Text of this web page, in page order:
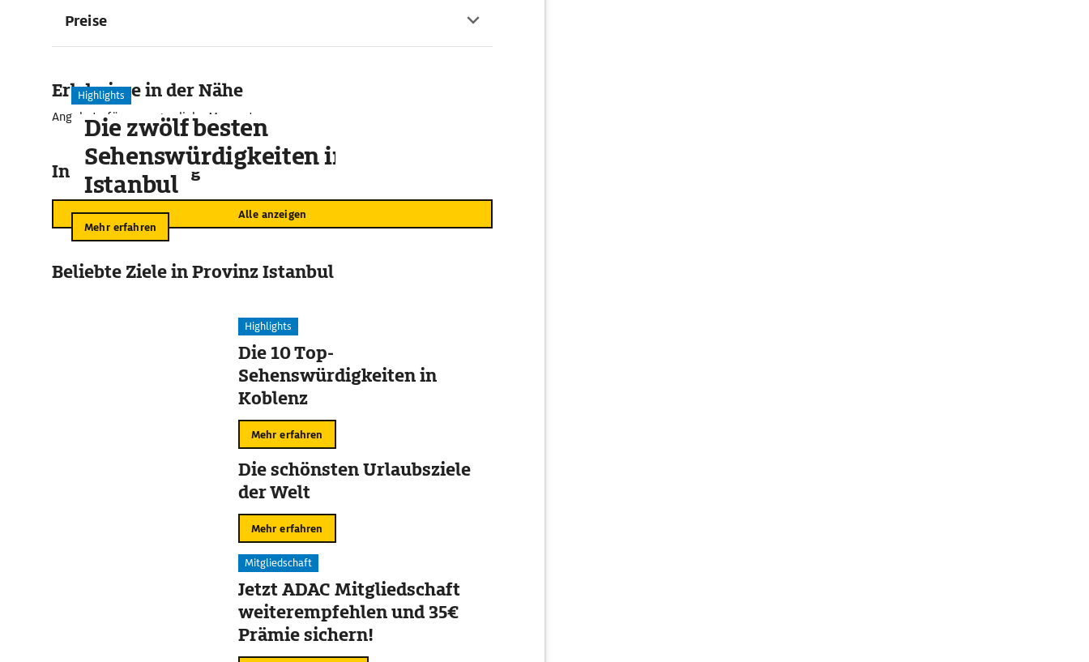
Preise
Erlebnisse in der Nähe
Angebote für unvergessliche Momente
In der Umgebung
Alle anzeigen
Highlights
Die zwölf besten
Sehenswürdigkeiten in
Istanbul
Mehr erfahren
Beliebte Ziele in Provinz Istanbul
Highlights
Die 10 Top-
Sehenswürdigkeiten in
Koblenz
Mehr erfahren
Die schönsten Urlaubsziele
der Welt
Mehr erfahren
Mitgliedschaft
Jetzt ADAC Mitgliedschaft
weiterempfehlen und 35€
Prämie sichern!